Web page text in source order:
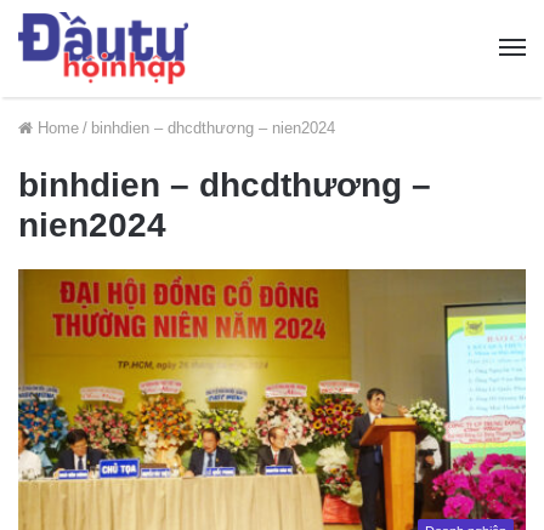
Home / binhdien – dhcdthương – nien2024
binhdien – dhcdthương –
nien2024